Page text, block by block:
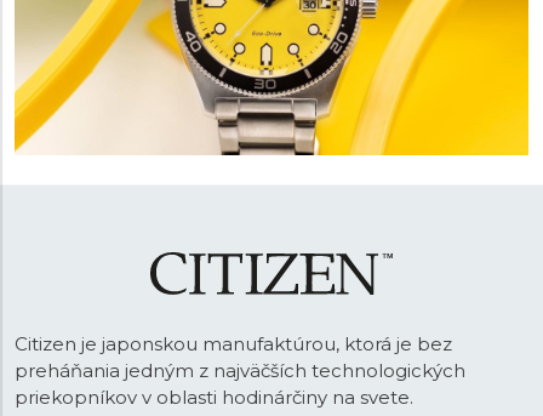
Citizen je japonskou manufaktúrou, ktorá je bez
preháňania jedným z najväčších technologických
priekopníkov v oblasti hodinárčiny na svete.